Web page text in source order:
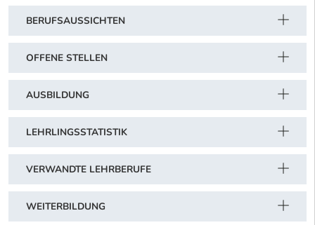
BERUFSAUSSICHTEN
OFFENE STELLEN
AUSBILDUNG
LEHRLINGSSTATISTIK
VERWANDTE LEHRBERUFE
WEITERBILDUNG